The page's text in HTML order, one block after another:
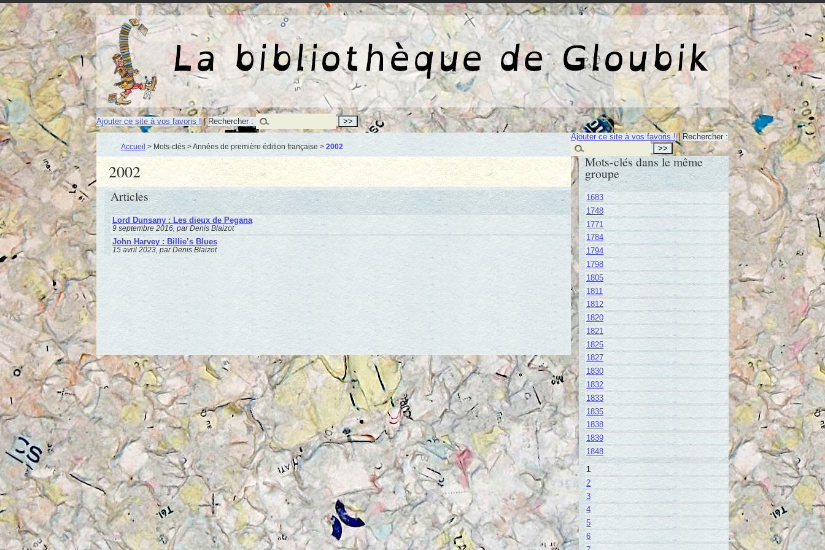
La bibliothèque de Gloubik
Ajouter ce site à vos favoris !|Rechercher :
Accueil > Mots-clés > Années de première édition française > 2002
2002
Articles
Lord Dunsany : Les dieux de Pegana
9 septembre 2016, par Denis Blaizot
John Harvey : Billie’s Blues
15 avril 2023, par Denis Blaizot
Ajouter ce site à vos favoris !|Rechercher :
Mots-clés dans le même
groupe
1683
1748
1771
1784
1794
1798
1805
1811
1812
1820
1821
1825
1827
1830
1832
1833
1835
1838
1839
1848
1
2
3
4
5
6